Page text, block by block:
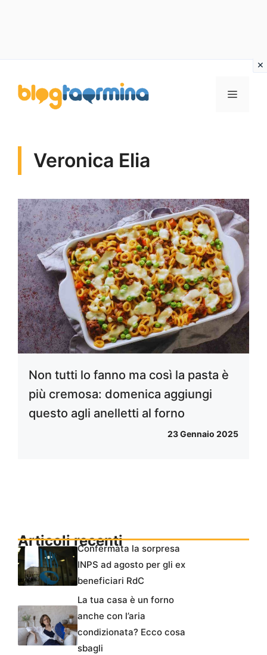
contenuto
MENU
Veronica Elia
Non tutti lo fanno ma così la pasta è
più cremosa: domenica aggiungi
questo agli anelletti al forno
23 Gennaio 2025
Articoli recentiConfermata la sorpresa
INPS ad agosto per gli ex
beneficiari RdC
La tua casa è un forno
anche con l’aria
condizionata? Ecco cosa
sbagli